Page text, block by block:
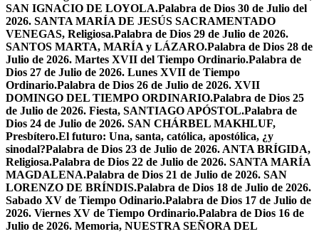
SAN IGNACIO DE LOYOLA.Palabra de Dios 30 de Julio del
2026. SANTA MARÍA DE JESÚS SACRAMENTADO
VENEGAS, Religiosa.Palabra de Dios 29 de Julio de 2026.
SANTOS MARTA, MARÍA y LÁZARO.Palabra de Dios 28 de
Julio de 2026. Martes XVII del Tiempo Ordinario.Palabra de
Dios 27 de Julio de 2026. Lunes XVII de Tiempo
Ordinario.Palabra de Dios 26 de Julio de 2026. XVII
DOMINGO DEL TIEMPO ORDINARIO.Palabra de Dios 25
de Julio de 2026. Fiesta, SANTIAGO APÓSTOL.Palabra de
Dios 24 de Julio de 2026. SAN CHÁRBEL MAKHLUF,
Presbítero.El futuro: Una, santa, católica, apostólica, ¿y
sinodal?Palabra de Dios 23 de Julio de 2026. ANTA BRÍGIDA,
Religiosa.Palabra de Dios 22 de Julio de 2026. SANTA MARÍA
MAGDALENA.Palabra de Dios 21 de Julio de 2026. SAN
LORENZO DE BRÍNDIS.Palabra de Dios 18 de Julio de 2026.
Sabado XV de Tiempo Odinario.Palabra de Dios 17 de Julio de
2026. Viernes XV de Tiempo Ordinario.Palabra de Dios 16 de
Julio de 2026. Memoria, NUESTRA SEÑORA DEL